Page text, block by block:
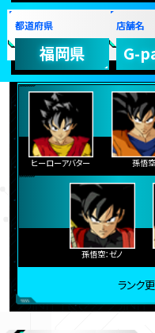
都道府県
福岡県
店舗名
G-
ヒーローアバター 孫悟空
孫悟空：ゼノ
ランク